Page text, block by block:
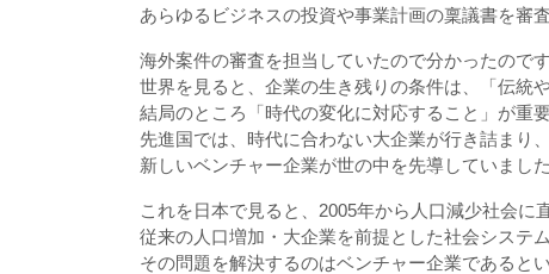
あらゆるビジネスの投資や事業計画の稟議書を審
海外案件の審査を担当していたので分かったのです
世界を見ると、企業の生き残りの条件は、「伝統
結局のところ「時代の変化に対応すること」が重
先進国では、時代に合わない大企業が行き詰まり、
新しいベンチャー企業が世の中を先導していました
これを日本で見ると、2005年から人口減少社会に
従来の人口増加・大企業を前提とした社会システ
その問題を解決するのはベンチャー企業であると